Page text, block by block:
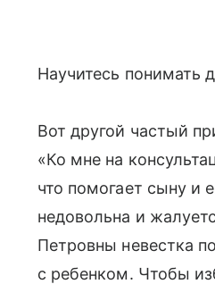
Научитесь понимать
Вот другой частый
«Ко мне на
что помогает сыну и
недовольна и
Петровны невестка
с ребенком. Чтобы